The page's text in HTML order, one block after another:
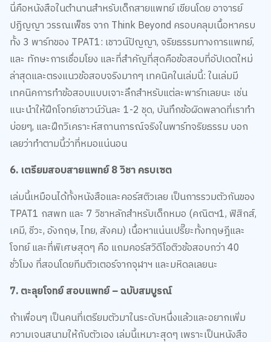
นี่คือหนังสือในตำนานสำหรับเด็กสายแพทย์ เขียนโดย อาจารย์
ปฏิญญา วรรณเพ็ชร จาก Think Beyond ครอบคลุมเนื้อหาครบ
ทั้ง 3 พาร์ทของ TPAT1: เชาวน์ปัญญา, จริยธรรมทางการแพทย์,
และ ทักษะการเชื่อมโยง และที่สำคัญที่สุดคือข้อสอบที่อัปเดตใหม่
ล่าสุดและตรงแนวข้อสอบจริงมากๆ เทคนิคในเล่มนี้: ในเล่มมี
เทคนิคการทำข้อสอบแบบเจาะลึกสำหรับแต่ละพาร์ทเลยนะ เช่น
แนะนำให้ฝึกโจทย์เชาวน์วันละ 1-2 ชุด, บันทึกข้อผิดพลาดที่เราทำ
บ่อยๆ, และฝึกวิเคราะห์สถานการณ์จริงในพาร์ทจริยธรรม บอก
เลยว่าทำตามนี้ว่าที่หมอแน่นอน
6. เตรียมสอบสายแพทย์ 8 วิชา ครบเซต
เล่มนี้เหมือนได้ทั้งหนังสือและคอร์สติวเลย เป็นการรวมตัวกันของ
TPAT1 กสพท และ 7 วิชาหลักสำหรับเด็กหมอ (คณิตฯ1, ฟิสิกส์,
เคมี, ชีวะ, อังกฤษ, ไทย, สังคม) เนื้อหาแน่นเปรี๊ยะทั้งทฤษฎีและ
โจทย์ และที่พิเศษสุดๆ คือ แถมคอร์สวิดีโอติวข้อสอบกว่า 40
ชั่วโมง ที่สอนโดยทีมติวเตอร์จากจุฬาฯ และมหิดลเลยนะ
7. ตะลุยโจทย์ สอบแพทย์ – ฉบับสมบูรณ์
ถ้าเพื่อนๆ เป็นคนที่เตรียมตัวมาในระดับหนึ่งแล้วและอยากเพิ่ม
ความเจนสนามให้กับตัวเอง เล่มนี้เหมาะสุดๆ เพราะเป็นหนังสือ